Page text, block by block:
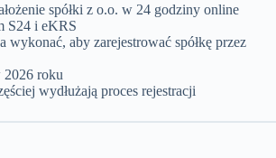
spółki z o.o. w 24 godziny online
S24 i eKRS
wykonać, aby zarejestrować spółkę przez
2026 roku
wydłużają proces rejestracji